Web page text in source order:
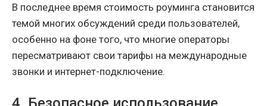
В последнее время стоимость роуминга становится
темой многих обсуждений среди пользователей,
особенно на фоне того, что многие операторы
пересматривают свои тарифы на международные
звонки и интернет-подключение.